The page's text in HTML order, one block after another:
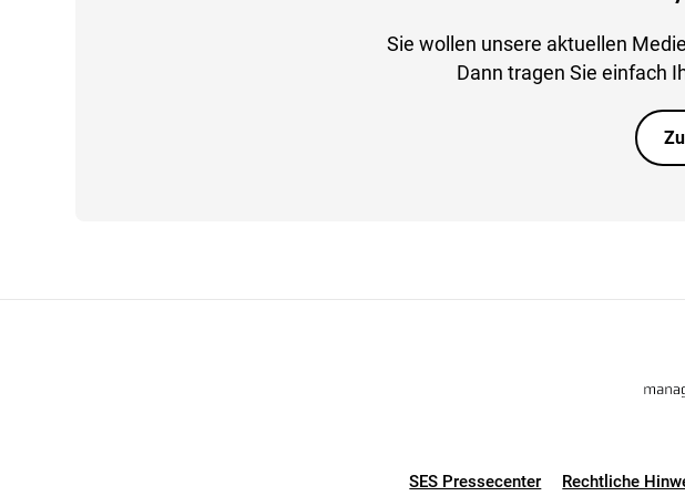
Sie wollen unsere aktuellen
Dann tragen Sie einfach
SES Pressecenter Rechtliche